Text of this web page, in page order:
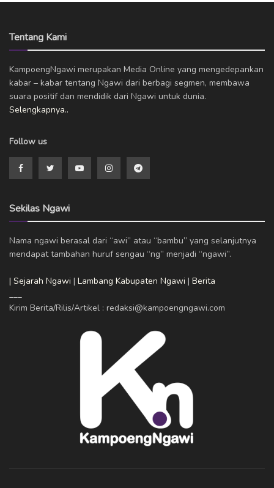
Tentang Kami
KampoengNgawi merupakan Media Online yang mengedepankan
kabar – kabar tentang Ngawi dari berbagi segmen, membawa
suara positif dan mendidik dari Ngawi untuk dunia.
Selengkapnya..
Follow us
Sekilas Ngawi
Nama ngawi berasal dari “awi” atau “bambu” yang selanjutnya
mendapat tambahan huruf sengau “ng” menjadi “ngawi”.
| Sejarah Ngawi | Lambang Kabupaten Ngawi | Berita
Kirim Berita/Rilis/Artikel : redaksi@kampoengngawi.com